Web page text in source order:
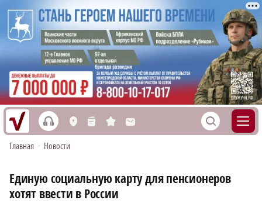
h L n s M S
Главная • Новости
Единую социальную карту для пенсионеров
хотят ввести в России